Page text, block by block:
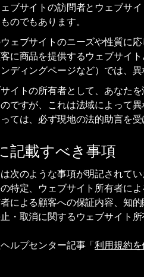
ブサイトの訪問者とウェブサ
のでもあります。
ェブサイトのニーズや性質に
に商品を提供するウェブサイ
ディングページなど）では、
イトの所有者として、あなた
ですが、これは法域によって
ては、必ず現地の法的助言を受
記載すべき事項
次のような事項が明記されて
特定、ウェブサイト所有者に
による顧客への保証内容、知
・取消に関するウェブサイト所
ルプセンター記事「利用規約